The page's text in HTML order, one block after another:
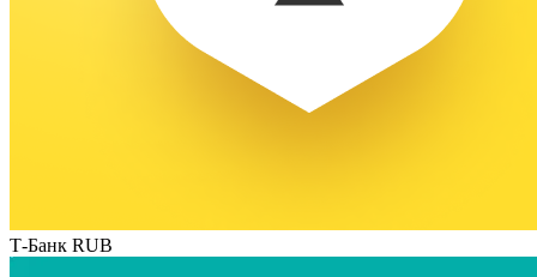
Т-Банк RUB